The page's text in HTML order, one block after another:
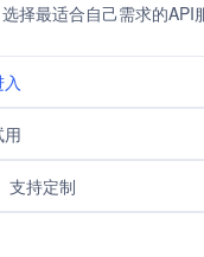
择最适合自己需求的
支持定制